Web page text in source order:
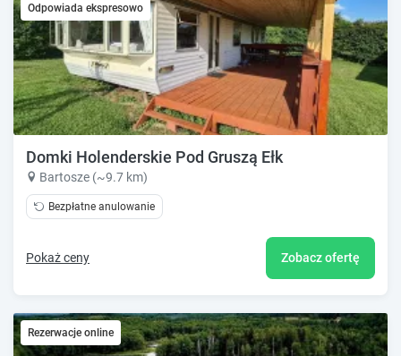
Odpowiada ekspresowo
Domki Holenderskie Pod Gruszą Ełk
Bartosze (~9.7 km)
Bezpłatne anulowanie
Pokaż ceny Zobacz ofertę
Rezerwacje online